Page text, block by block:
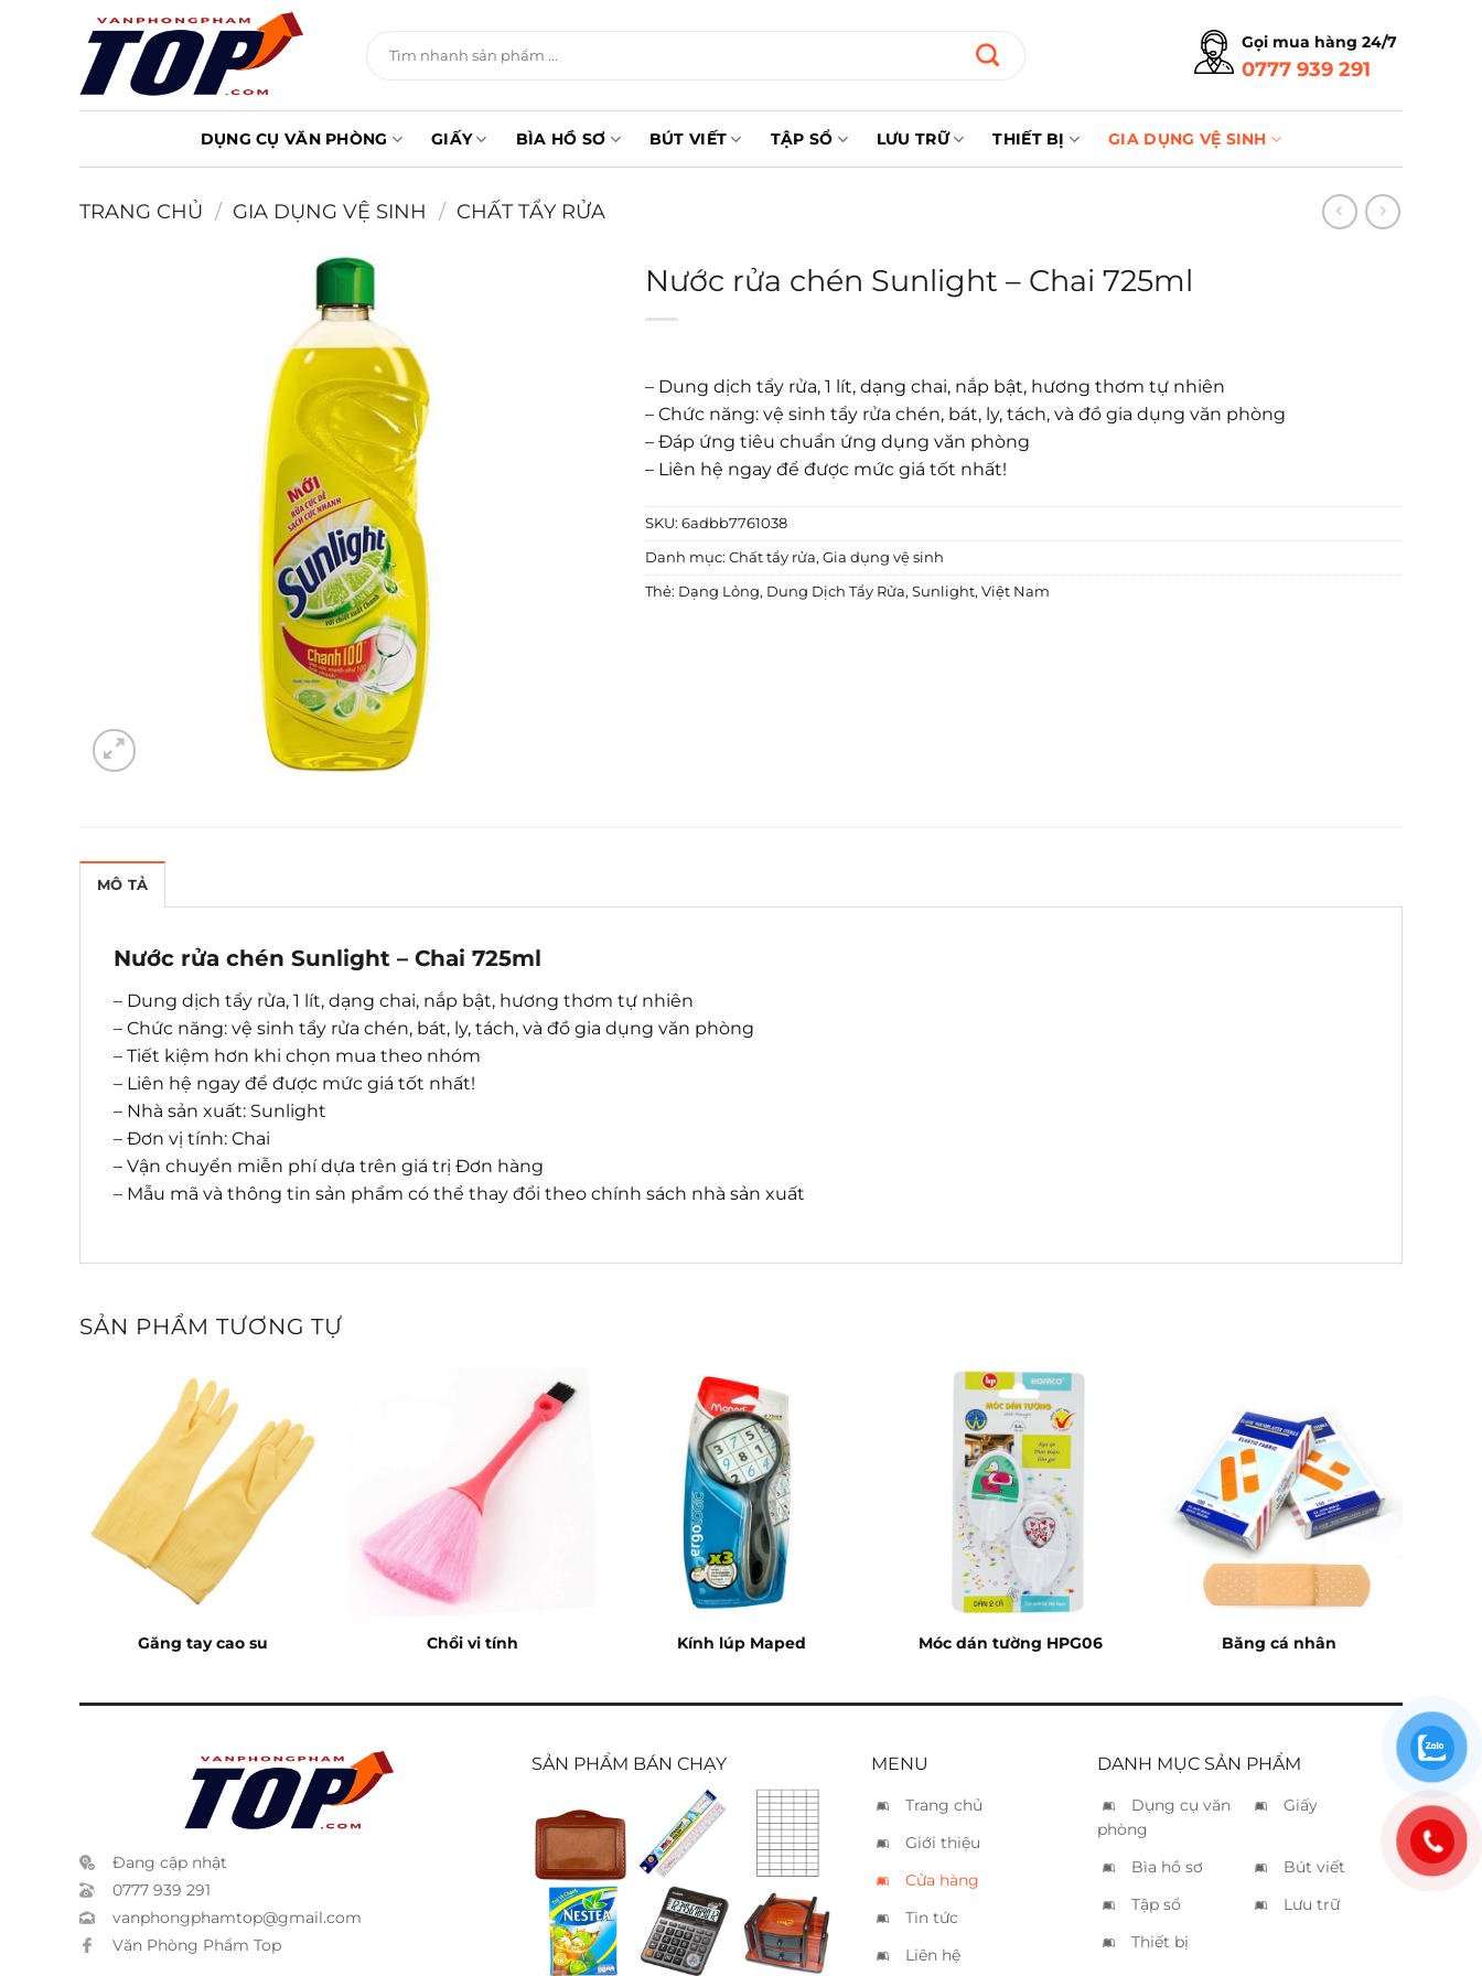
kiếm:
Gọi mua hàng 24/7
0777 939 291
DỤNG CỤ VĂN PHÒNG GIẤY BÌA HỒ SƠ BÚT VIẾT TẬP SỔ LƯU TRỮ THIẾT BỊ GIA DỤNG VỆ SINH
TRANG CHỦ / GIA DỤNG VỆ SINH / CHẤT TẨY RỬA
Nước rửa chén Sunlight – Chai 725ml
– Dung dịch tẩy rửa, 1 lít, dạng chai, nắp bật, hương thơm tự nhiên
– Chức năng: vệ sinh tẩy rửa chén, bát, ly, tách, và đồ gia dụng văn phòng
– Đáp ứng tiêu chuẩn ứng dụng văn phòng
– Liên hệ ngay để được mức giá tốt nhất!
SKU: 6adbb7761038
Danh mục: Chất tẩy rửa, Gia dụng vệ sinh
Thẻ: Dạng Lỏng, Dung Dịch Tẩy Rửa, Sunlight, Việt Nam
MÔ TẢ
Nước rửa chén Sunlight – Chai 725ml
– Dung dịch tẩy rửa, 1 lít, dạng chai, nắp bật, hương thơm tự nhiên
– Chức năng: vệ sinh tẩy rửa chén, bát, ly, tách, và đồ gia dụng văn phòng
– Tiết kiệm hơn khi chọn mua theo nhóm
– Liên hệ ngay để được mức giá tốt nhất!
– Nhà sản xuất: Sunlight
– Đơn vị tính: Chai
– Vận chuyển miễn phí dựa trên giá trị Đơn hàng
– Mẫu mã và thông tin sản phẩm có thể thay đổi theo chính sách nhà sản xuất
SẢN PHẨM TƯƠNG TỰ
Găng tay cao su Chổi vi tính Kính lúp Maped Móc dán tường HPG06 Băng cá nhân
Đang cập nhật
0777 939 291
vanphongphamtop@gmail.com
Văn Phòng Phẩm Top
SẢN PHẨM BÁN CHẠY
Bảng tên
da
ngang 9
x 6
Thước
dẻo
WinQ
20cm
Nhãn
decal
Tomy 145
(38x21mm)
Trà
Nestea
Casio
DX-120B
Hộp bút
gỗ
SM8013
MENU
Trang chủ
Giới thiệu
Cửa hàng
Tin tức
Liên hệ
DANH MỤC SẢN PHẨM
Dụng cụ văn
phòng
Giấy
Bìa hồ sơ
Bút viết
Tập sổ
Lưu trữ
Thiết bị